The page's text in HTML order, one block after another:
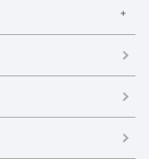
港北ニュータウン店